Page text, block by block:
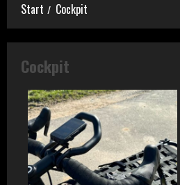
Start Cockpit
Cockpit